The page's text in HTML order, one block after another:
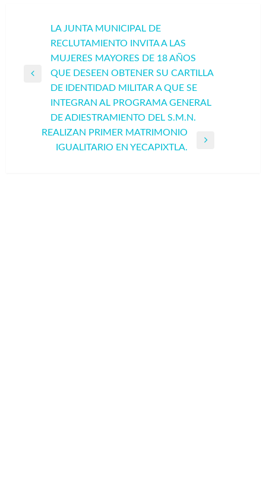
Navegación
entradas
Entrada
LA JUNTA MUNICIPAL DE
RECLUTAMIENTO INVITA A LAS
MUJERES MAYORES DE 18 AÑOS
QUE DESEEN OBTENER SU CARTILLA
DE IDENTIDAD MILITAR A QUE SE
INTEGRAN AL PROGRAMA GENERAL
DE ADIESTRAMIENTO DEL S.M.N.
REALIZAN PRIMER MATRIMONIO
IGUALITARIO EN YECAPIXTLA.